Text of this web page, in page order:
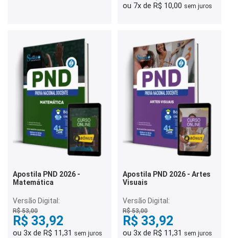
ou 7x de R$ 10,00 sem juros
Apostila PND 2026 -
Matemática
Versão Digital:
R$ 53,00
R$ 33,92
ou 3x de R$ 11,31 sem juros
Apostila PND 2026 - Artes
Visuais
Versão Digital:
R$ 53,00
R$ 33,92
ou 3x de R$ 11,31 sem juros